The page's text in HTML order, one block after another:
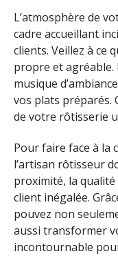
L’atmosphère de
cadre accueillant
clients. Veillez à ce
propre et agréable.
musique
vos plats préparés.
de votre rôtisserie
Pour faire face à la
l’artisan rôtisseur
proximité, la
client inégalée.
pouvez non
aussi transformer
incontournable